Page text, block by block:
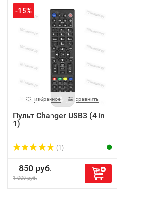
-15%
избранное сравнить
Пульт Changer USB3 (4 in
1)
(1)
850 руб.
1 000 руб.